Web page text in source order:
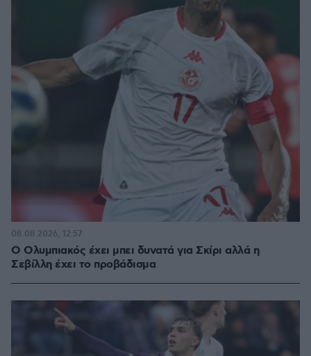
Ο Ολυμπιακός έχει μπει δυνατά για Σκίρι αλλά η
Σεβίλλη έχει το προβάδισμα
08.08.2026, 12:57